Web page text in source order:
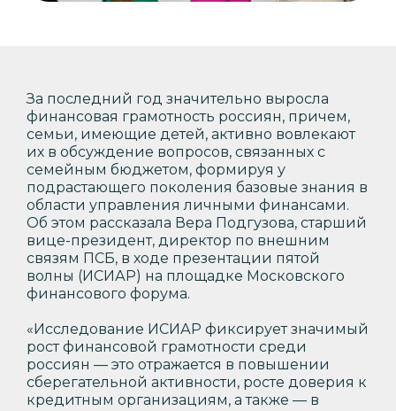
За последний год значительно выросла
финансовая грамотность россиян, причем,
семьи, имеющие детей, активно вовлекают
их в обсуждение вопросов, связанных с
семейным бюджетом, формируя у
подрастающего поколения базовые знания в
области управления личными финансами.
Об этом рассказала Вера Подгузова, старший
вице-президент, директор по внешним
связям ПСБ, в ходе презентации пятой
волны (ИСИАР) на площадке Московского
финансового форума.
«Исследование ИСИАР фиксирует значимый
рост финансовой грамотности среди
россиян — это отражается в повышении
сберегательной активности, росте доверия к
кредитным организациям, а также — в